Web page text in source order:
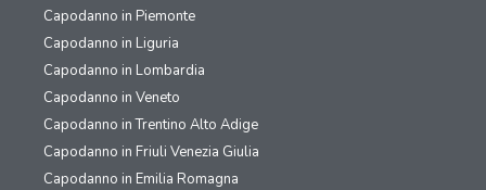
Capodanno in Piemonte
Capodanno in Liguria
Capodanno in Lombardia
Capodanno in Veneto
Capodanno in Trentino Alto Adige
Capodanno in Friuli Venezia Giulia
Capodanno in Emilia Romagna